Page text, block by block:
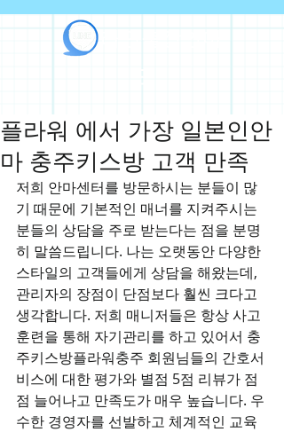
라인출장안마
플라워 에서 가장 일본인안
마 충주키스방 고객 만족
저희 안마센터를 방문하시는 분들이 많
기 때문에 기본적인 매너를 지켜주시는
분들의 상담을 주로 받는다는 점을 분명
히 말씀드립니다. 나는 오랫동안 다양한
스타일의 고객들에게 상담을 해왔는데,
관리자의 장점이 단점보다 훨씬 크다고
생각합니다. 저희 매니저들은 항상 사고
훈련을 통해 자기관리를 하고 있어서 충
주키스방플라워충주 회원님들의 간호서
비스에 대한 평가와 별점 5점 리뷰가 점
점 늘어나고 만족도가 매우 높습니다. 우
수한 경영자를 선발하고 체계적인 교육